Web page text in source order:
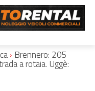
Brennero: 205
a rotaia. Uggè: